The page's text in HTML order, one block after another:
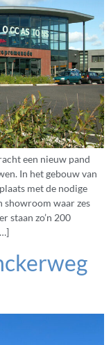
een nieuw pand
In het gebouw van
met de nodige
showroom waar zes
staan zo’n 200